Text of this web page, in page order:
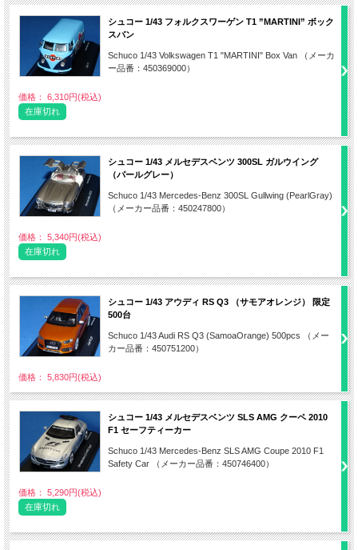
シュコー 1/43 フォルクスワーゲン T1 ”MARTINI” ボック
スバン
Schuco 1/43 Volkswagen T1 "MARTINI" Box Van （メーカ
ー品番：450369000）
価格： 6,310円(税込)
在庫切れ
シュコー 1/43 メルセデスベンツ 300SL ガルウイング
（パールグレー）
Schuco 1/43 Mercedes-Benz 300SL Gullwing (PearlGray)
（メーカー品番：450247800）
価格： 5,340円(税込)
在庫切れ
シュコー 1/43 アウディ RS Q3 （サモアオレンジ） 限定
500台
Schuco 1/43 Audi RS Q3 (SamoaOrange) 500pcs （メー
カー品番：450751200）
価格： 5,830円(税込)
シュコー 1/43 メルセデスベンツ SLS AMG クーペ 2010
F1 セーフティーカー
Schuco 1/43 Mercedes-Benz SLS AMG Coupe 2010 F1
Safety Car （メーカー品番：450746400）
価格： 5,290円(税込)
在庫切れ